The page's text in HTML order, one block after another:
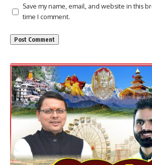
Save my name, email, and website in this
time I comment.